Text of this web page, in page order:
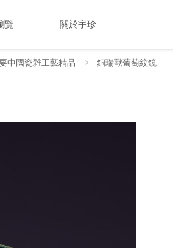
覽 關於宇珍
中國瓷雜工藝精品 銅瑞獸葡萄紋鏡